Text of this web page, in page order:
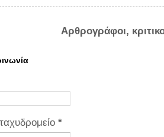
Αρθρογράφοι,
*